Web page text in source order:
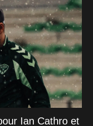
Ian Cathro et